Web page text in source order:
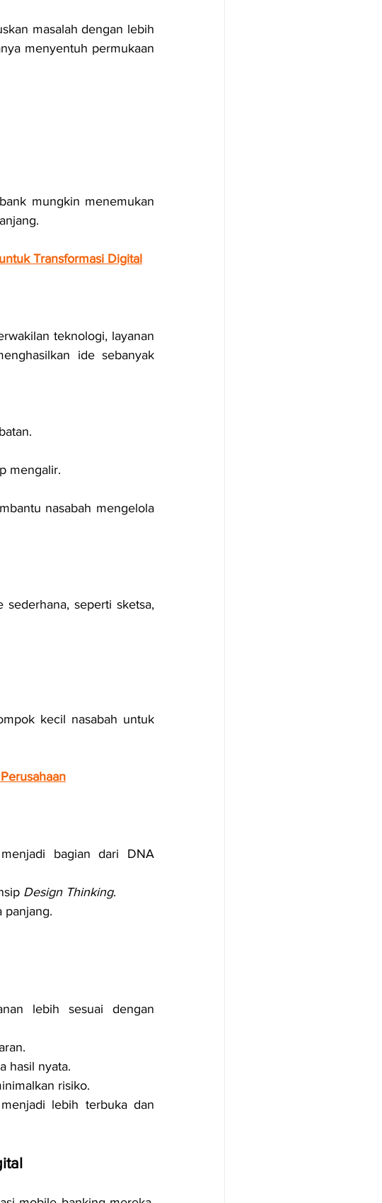
masalah dengan lebih
menyentuh permukaan
mungkin menemukan
Transformasi Digital
teknologi, layanan
ide sebanyak
mengalir.
nasabah mengelola
seperti sketsa,
kecil nasabah untuk
bagian dari DNA
Design Thinking.
panjang.
lebih sesuai dengan
hasil nyata.
risiko.
lebih terbuka dan